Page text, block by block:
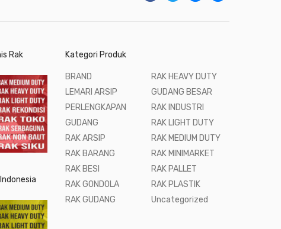
Rak Kategori Produk
BRAND
LEMARI ARSIP
PERLENGKAPAN
GUDANG
RAK ARSIP
RAK BARANG
RAK BESI
RAK GONDOLA
RAK GUDANG
RAK HEAVY DUTY
GUDANG BESAR
RAK INDUSTRI
RAK LIGHT DUTY
RAK MEDIUM DUTY
RAK MINIMARKET
RAK PALLET
RAK PLASTIK
Uncategorized